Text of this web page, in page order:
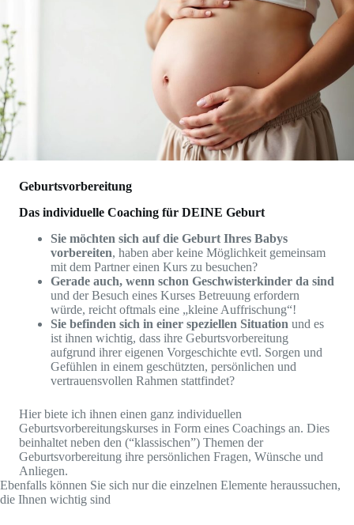
Geburtsvorbereitung
Das individuelle Coaching für DEINE Geburt
Sie möchten sich auf die Geburt Ihres Babys
vorbereiten, haben aber keine Möglichkeit gemeinsam
mit dem Partner einen Kurs zu besuchen?
Gerade auch, wenn schon Geschwisterkinder da sind
und der Besuch eines Kurses Betreuung erfordern
würde, reicht oftmals eine „kleine Auffrischung“!
Sie befinden sich in einer speziellen Situation und es
ist ihnen wichtig, dass ihre Geburtsvorbereitung
aufgrund ihrer eigenen Vorgeschichte evtl. Sorgen und
Gefühlen in einem geschützten, persönlichen und
vertrauensvollen Rahmen stattfindet?
Hier biete ich ihnen einen ganz individuellen
Geburtsvorbereitungskurses in Form eines Coachings an. Dies
beinhaltet neben den (“klassischen”) Themen der
Geburtsvorbereitung ihre persönlichen Fragen, Wünsche und
Anliegen.
Ebenfalls können Sie sich nur die einzelnen Elemente heraussuchen,
die Ihnen wichtig sind